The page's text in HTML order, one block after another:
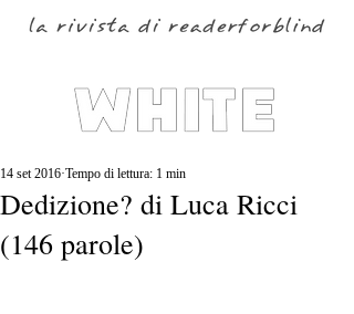
Dedizione? di Luca Ricci
(146 parole)
14 set 2016 Tempo di lettura: 1 min